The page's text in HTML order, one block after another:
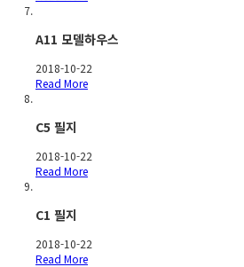
A11 모델하우스
2018-10-22
Read More
C5 필지
2018-10-22
Read More
C1 필지
2018-10-22
Read More